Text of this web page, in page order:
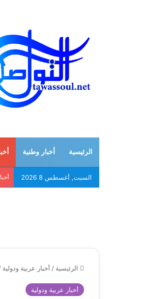
الرئيسية أخبار وطنية
السبت, أغسطس 8 2026
الرئيسية / أخبار عربية ودولية
أخبار عربية ودولية